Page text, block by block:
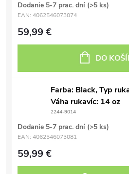
Dodanie 5-7 prac. dní (>5 ks)
EAN: 4062546073074
59,99 €
DO
Farba: Black, Typ
Váha rukavíc: 14 oz
2244-9014
Dodanie 5-7 prac. dní (>5 ks)
EAN: 4062546073081
59,99 €